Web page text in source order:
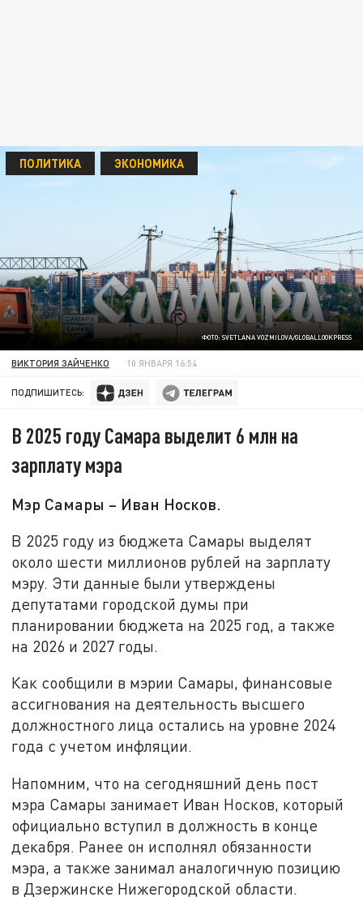
ФОТО: SVETLANA VOZMILOVA/GLOBALLOOKPRESS
ПОЛИТИКА ЭКОНОМИКА
ВИКТОРИЯ ЗАЙЧЕНКО 10 ЯНВАРЯ 16:54
ПОДПИШИТЕСЬ:
В 2025 году Самара выделит 6 млн на
зарплату мэра
Мэр Самары – Иван Носков.
В 2025 году из бюджета Самары выделят
около шести миллионов рублей на зарплату
мэру. Эти данные были утверждены
депутатами городской думы при
планировании бюджета на 2025 год, а также
на 2026 и 2027 годы.
Как сообщили в мэрии Самары, финансовые
ассигнования на деятельность высшего
должностного лица остались на уровне 2024
года с учетом инфляции.
Напомним, что на сегодняшний день пост
мэра Самары занимает Иван Носков, который
официально вступил в должность в конце
декабря. Ранее он исполнял обязанности
мэра, а также занимал аналогичную позицию
в Дзержинске Нижегородской области.